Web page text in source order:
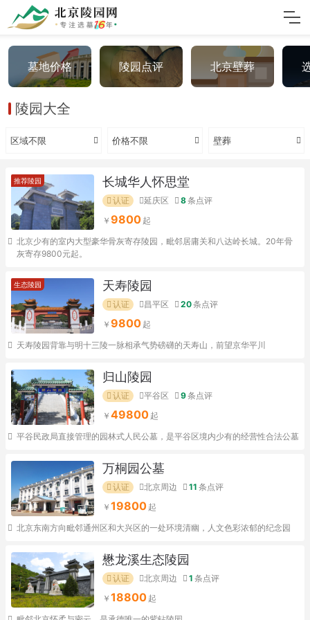
墓地价格 陵园点评 北京壁葬
陵园大全
区域不限 价格不限 壁葬
长城华人怀思堂
认证 延庆区 8条点评
9800
北京少有的室内大型豪华骨灰寄存陵园，毗邻居庸关和八达岭长城。20年骨
灰寄存9800元起。
推荐陵园
天寿陵园
认证 昌平区 20条点评
9800
天寿陵园背靠与明十三陵一脉相承气势磅礴的天寿山，前望京华平川
生态陵园
归山陵园
认证 平谷区 9条点评
49800
平谷民政局直接管理的园林式人民公墓，是平谷区境内少有的经营性合法公墓
万桐园公墓
认证 北京周边 11 条点评
19800
北京东南方向毗邻通州区和大兴区的一处环境清幽，人文色彩浓郁的纪念园
懋龙溪生态陵园
认证 北京周边 1 条点评
18800